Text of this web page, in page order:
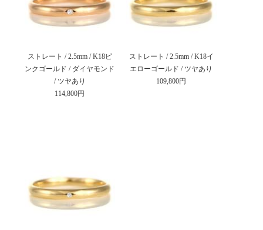
ストレート / 2.5mm / K18ピ
ンクゴールド / ダイヤモンド
/ ツヤあり
114,800円
ストレート / 2.5mm / K18イ
エローゴールド / ツヤあり
109,800円